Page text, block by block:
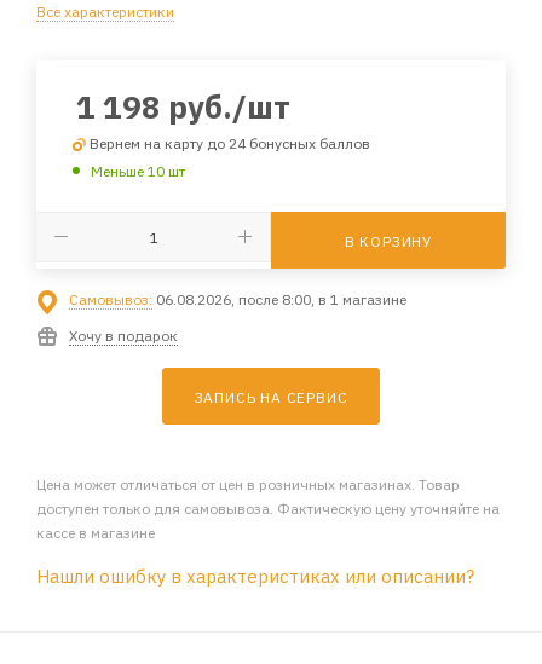
Все характеристики
1 198 руб./шт
Вернем на карту до 24 бонусных баллов
Меньше 10 шт
В КОРЗИНУ
Самовывоз: 06.08.2026, после 8:00, в 1 магазине
Хочу в подарок
ЗАПИСЬ НА СЕРВИС
Цена может отличаться от цен в розничных магазинах. Товар
доступен только для самовывоза. Фактическую цену уточняйте на
кассе в магазине
Нашли ошибку в характеристиках или описании?